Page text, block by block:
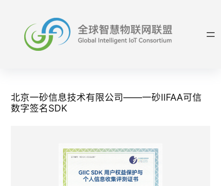
北京一砂信息技术有限公司——一砂IIFAA可信
数字签名SDK